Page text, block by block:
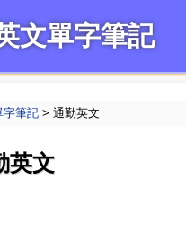
文單字筆記
字筆記> 通勤英文
英文